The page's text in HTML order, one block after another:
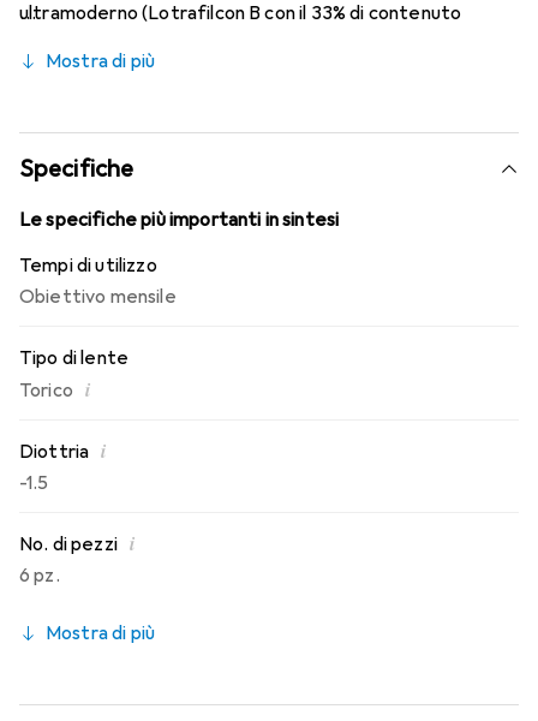
ultramoderno (Lotrafilcon B con il 33% di contenuto
Moisture Matrix e la nota tecnologia SmartShield,
conosci. Comfort e assenza di fastidi per tutto il giorno
con queste lenti mensili.
Mostra di più
Specifiche
Le specifiche più importanti in sintesi
Tempi di utilizzo
Obiettivo mensile
Tipo di lente
Torico i
Diottria i
-1.5
No. di pezzi i
6 pz.
Mostra di più